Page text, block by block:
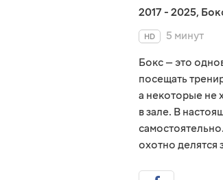
2017 - 2025,
HD
5 минут
Бокс — это
посещать
а некоторые не
в зале. В
охотно делятся